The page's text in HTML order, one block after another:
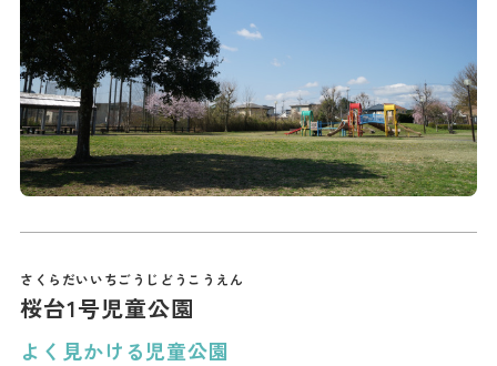
桜台1号児童公園
よく見かける児童公園